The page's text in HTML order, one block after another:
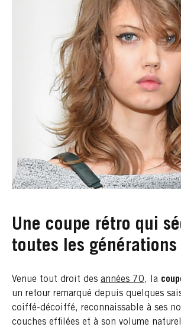
Une coupe rétro qui
toutes les générations
Venue tout droit des années 70, la
un retour remarqué depuis quelques
coiffé-décoiffé, reconnaissable à ses
couches effilées et à son volume